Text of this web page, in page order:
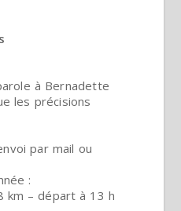
à Bernadette
les précisions
par mail ou
:
km – départ à 13 h